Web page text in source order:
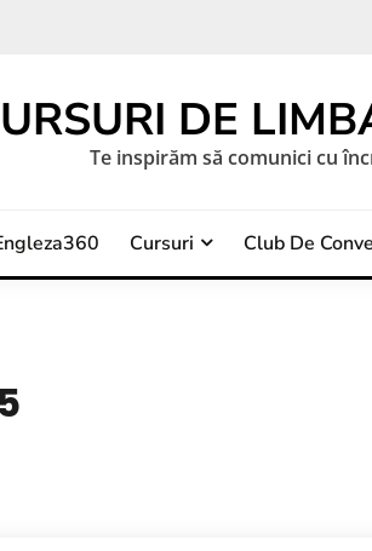
DE
Te inspirăm să comunici cu
Cursuri Club De